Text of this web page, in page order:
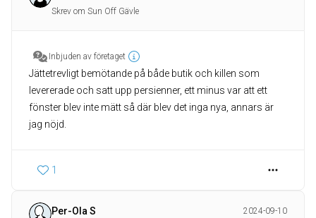
Skrev om Sun Off Gävle
Inbjuden av företaget
Jättetrevligt bemötande på både butik och killen som
levererade och satt upp persienner, ett minus var att ett
fönster blev inte mätt så där blev det inga nya, annars är
jag nöjd.
1
Per-Ola S
2024-09-10